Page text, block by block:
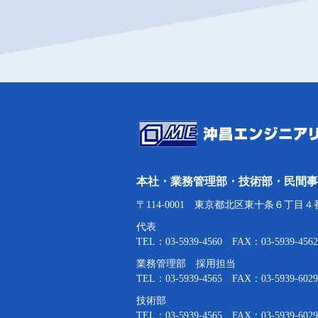
本社・業務管理部・技術部・民間
〒114-0001 東京都北区東十条６丁目４
代表
TEL：03-5939-4560 FAX：03-5939-4562
業務管理部 採用担当
TEL：03-5939-4565 FAX：03-5939-6029
技術部
TEL：03-5939-4565 FAX：03-5939-6029